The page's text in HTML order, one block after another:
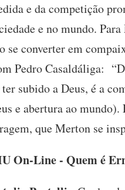
e da competição
e no mundo.
se converter em
Pedro Casaldáliga:
ter subido a Deus, é a
e abertura ao
que Merton se
On-Line - Quem é